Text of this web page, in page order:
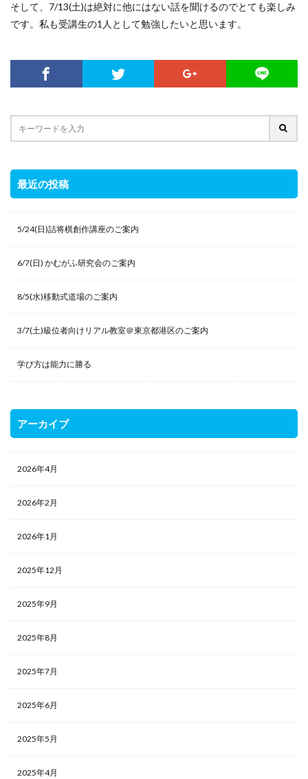
そして、7/13(土)は絶対に他にはない話を聞けるのでとても楽しみ
です。私も受講生の1人として勉強したいと思います。
最近の投稿
5/24(日)詰将棋創作講座のご案内
6/7(日) かむがふ研究会のご案内
8/5(水)移動式道場のご案内
3/7(土)級位者向けリアル教室＠東京都港区のご案内
学び方は能力に勝る
アーカイブ
2026年4月
2026年2月
2026年1月
2025年12月
2025年9月
2025年8月
2025年7月
2025年6月
2025年5月
2025年4月